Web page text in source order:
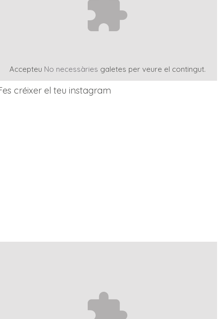
Accepteu No necessàries galetes per veure el contingut.
créixer el teu instagram